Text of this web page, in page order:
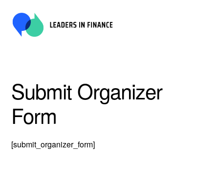
Ga
door
Ga
naar
Submit Organizer
Form
[submit_organizer_form]